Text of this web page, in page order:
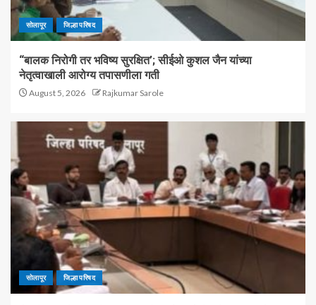
सोलापूर जिल्हा परिषद
“बालक निरोगी तर भविष्य सुरक्षित’; सीईओ कुशल जैन यांच्या
नेतृत्वाखाली आरोग्य तपासणीला गती
August 5, 2026 Rajkumar Sarole
सोलापूर जिल्हा परिषद